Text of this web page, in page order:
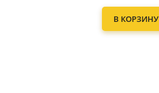
В КОРЗИНУ